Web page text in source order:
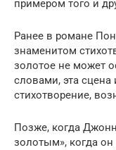
примером того и
Ранее в романе
знаменитом
золотое не может
словами, эта
стихотворение,
Позже, когда
золотым», когда